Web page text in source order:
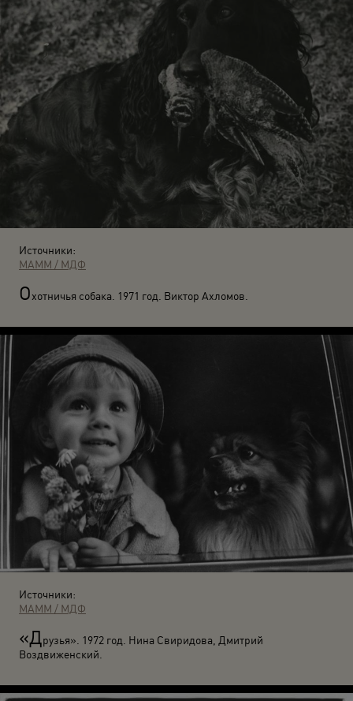
Источники:
МАММ / МДФ
Охотничья собака. 1971 год. Виктор Ахломов.
Источники:
МАММ / МДФ
«Друзья». 1972 год. Нина Свиридова, Дмитрий
Воздвиженский.